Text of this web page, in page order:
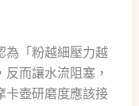
為「粉越細壓力越
而讓水流阻塞，
卡壺研磨度應該接